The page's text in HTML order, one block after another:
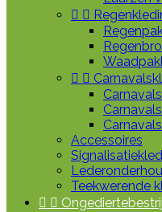
 
 
Accessoires
Teekwerende
 